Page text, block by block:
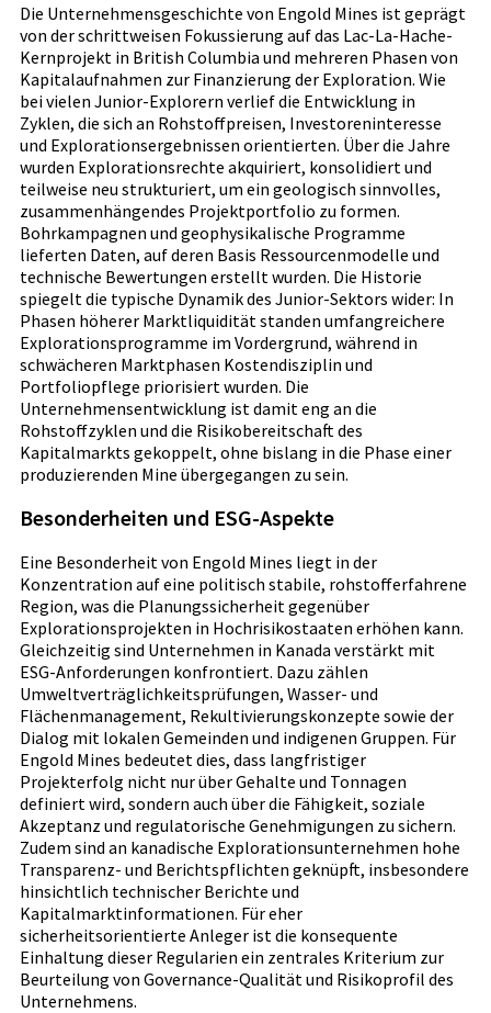
Die Unternehmensgeschichte von Engold Mines ist geprägt
von der schrittweisen Fokussierung auf das Lac-La-Hache-
Kernprojekt in British Columbia und mehreren Phasen von
Kapitalaufnahmen zur Finanzierung der Exploration. Wie
bei vielen Junior-Explorern verlief die Entwicklung in
Zyklen, die sich an Rohstoffpreisen, Investoreninteresse
und Explorationsergebnissen orientierten. Über die Jahre
wurden Explorationsrechte akquiriert, konsolidiert und
teilweise neu strukturiert, um ein geologisch sinnvolles,
zusammenhängendes Projektportfolio zu formen.
Bohrkampagnen und geophysikalische Programme
lieferten Daten, auf deren Basis Ressourcenmodelle und
technische Bewertungen erstellt wurden. Die Historie
spiegelt die typische Dynamik des Junior-Sektors wider: In
Phasen höherer Marktliquidität standen umfangreichere
Explorationsprogramme im Vordergrund, während in
schwächeren Marktphasen Kostendisziplin und
Portfoliopflege priorisiert wurden. Die
Unternehmensentwicklung ist damit eng an die
Rohstoffzyklen und die Risikobereitschaft des
Kapitalmarkts gekoppelt, ohne bislang in die Phase einer
produzierenden Mine übergegangen zu sein.
Besonderheiten und ESG-Aspekte
Eine Besonderheit von Engold Mines liegt in der
Konzentration auf eine politisch stabile, rohstofferfahrene
Region, was die Planungssicherheit gegenüber
Explorationsprojekten in Hochrisikostaaten erhöhen kann.
Gleichzeitig sind Unternehmen in Kanada verstärkt mit
ESG-Anforderungen konfrontiert. Dazu zählen
Umweltverträglichkeitsprüfungen, Wasser- und
Flächenmanagement, Rekultivierungskonzepte sowie der
Dialog mit lokalen Gemeinden und indigenen Gruppen. Für
Engold Mines bedeutet dies, dass langfristiger
Projekterfolg nicht nur über Gehalte und Tonnagen
definiert wird, sondern auch über die Fähigkeit, soziale
Akzeptanz und regulatorische Genehmigungen zu sichern.
Zudem sind an kanadische Explorationsunternehmen hohe
Transparenz- und Berichtspflichten geknüpft, insbesondere
hinsichtlich technischer Berichte und
Kapitalmarktinformationen. Für eher
sicherheitsorientierte Anleger ist die konsequente
Einhaltung dieser Regularien ein zentrales Kriterium zur
Beurteilung von Governance-Qualität und Risikoprofil des
Unternehmens.